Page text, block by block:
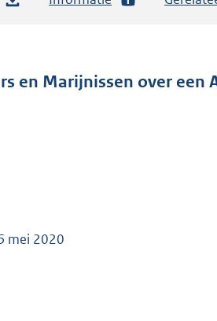
en Marijnissen over een
mei 2020